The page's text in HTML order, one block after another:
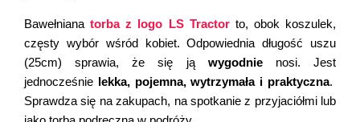
Bawełniana torba z logo LS Tractor to, obok koszulek,
częsty wybór wśród kobiet. Odpowiednia długość uszu
(25cm) sprawia, że się ją wygodnie nosi. Jest
jednocześnie
lekka, pojemna, wytrzymała i praktyczna.
Sprawdza się na zakupach, na spotkanie z przyjaciółmi lub